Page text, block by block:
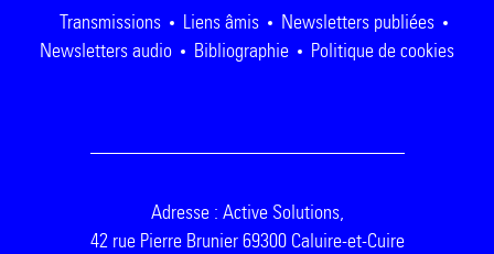
Transmissions Liens âmis
Newsletters publiées
Newsletters audio
Bibliographie Politique de cookies
Adresse : Active Solutions,
42 rue Pierre Brunier 69300 Caluire-et-Cuire